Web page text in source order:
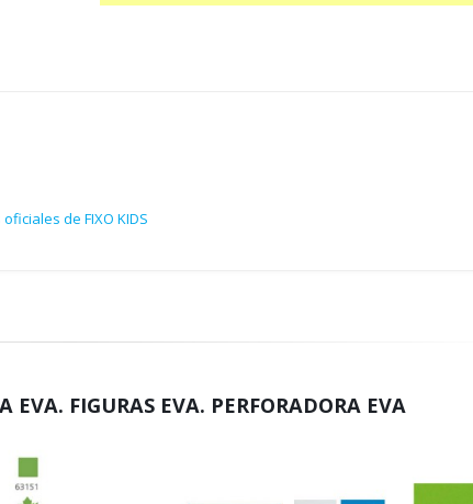
de FIXO KIDS
EVA. FIGURAS EVA. PERFORADORA EVA